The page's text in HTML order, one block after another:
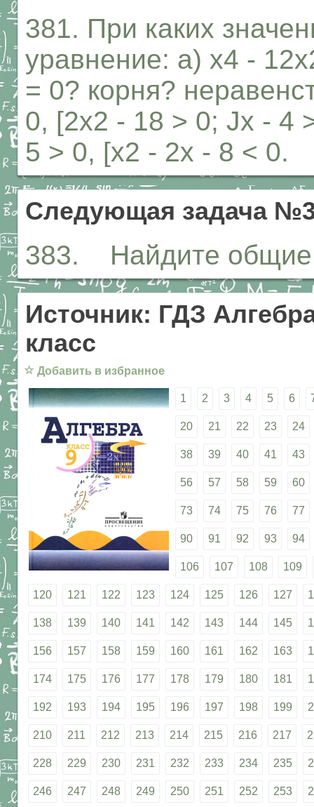
381. При каких
уравнение: а) х4 -
= 0? корня?
0, [2х2 - 18 > 0; Jx - 4
5 > 0, [х2 - 2х - 8 < 0.
Следующая задача
383. Найдите общие
Источник: ГДЗ
класс
☆ Добавить в избранное
1 2 3 4 5 6
20 21 22 23 24
38 39 40 41 43
56 57 58 59 60
73 74 75 76 77
90 91 92 93 94
106 107 108 109
120 121 122 123 124 125 126 127
138 139 140 141 142 143 144 145
156 157 158 159 160 161 162 163
174 175 176 177 178 179 180 181
192 193 194 195 196 197 198 199
210 211 212 213 214 215 216 217
228 229 230 231 232 233 234 235
246 247 248 249 250 251 252 253